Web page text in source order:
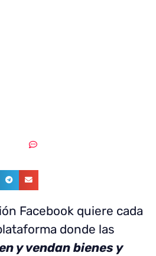
Facebook quiere cada
donde las
y vendan bienes y